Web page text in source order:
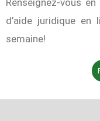
d’aide juridique
semaine!